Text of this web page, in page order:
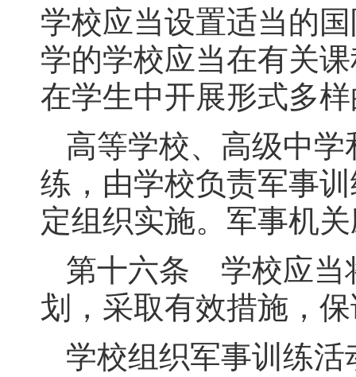
学校应当设置适当的
学的学校应当在有关
在学生中开展形式多
高等学校、高级中
练，由学校负责军事
定组织实施。军事机
第十六条 学校应当
划，采取有效措施，
学校组织军事训练